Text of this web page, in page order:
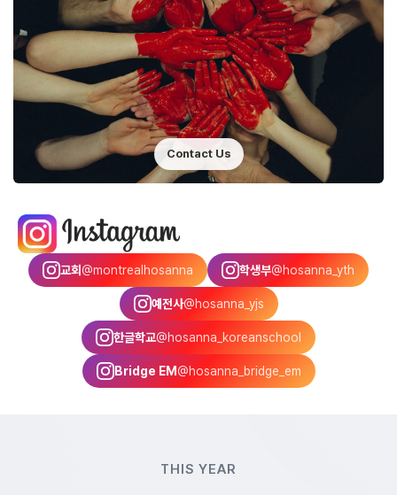
Contact Us
교회 @montrealhosanna 학생부@hosanna_yth
예전사@hosanna_yjs
한글학교@hosanna_koreanschool
Bridge EM@hosanna_bridge_em
THIS YEAR